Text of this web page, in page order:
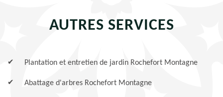
AUTRES SERVICES
Plantation et entretien de jardin Rochefort Montagne
Abattage d'arbres Rochefort Montagne